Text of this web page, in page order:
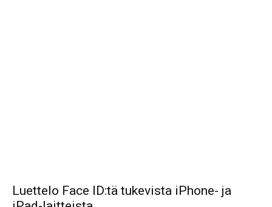
Luettelo Face ID:tä tukevista iPhone- ja